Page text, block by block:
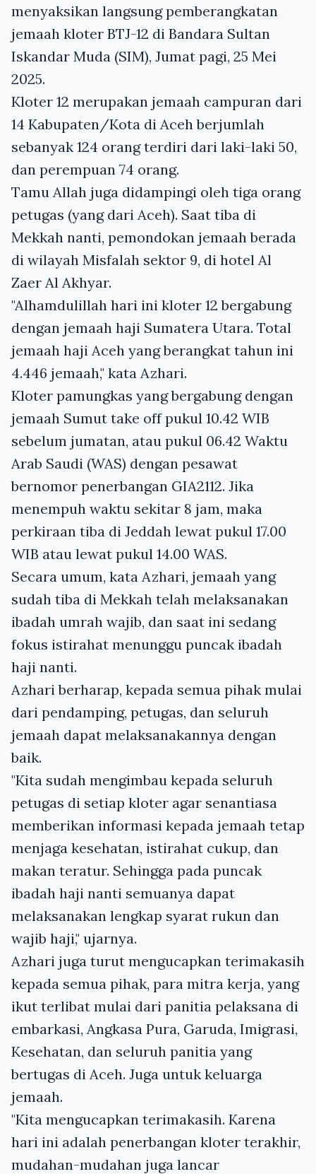
menyaksikan langsung pemberangkatan
jemaah kloter BTJ-12 di Bandara Sultan
Iskandar Muda (SIM), Jumat pagi, 25 Mei
2025.
Kloter 12 merupakan jemaah campuran dari
14 Kabupaten/Kota di Aceh berjumlah
sebanyak 124 orang terdiri dari laki-laki 50,
dan perempuan 74 orang.
Tamu Allah juga didampingi oleh tiga orang
petugas (yang dari Aceh). Saat tiba di
Mekkah nanti, pemondokan jemaah berada
di wilayah Misfalah sektor 9, di hotel Al
Zaer Al Akhyar.
"Alhamdulillah hari ini kloter 12 bergabung
dengan jemaah haji Sumatera Utara. Total
jemaah haji Aceh yang berangkat tahun ini
4.446 jemaah," kata Azhari.
Kloter pamungkas yang bergabung dengan
jemaah Sumut take off pukul 10.42 WIB
sebelum jumatan, atau pukul 06.42 Waktu
Arab Saudi (WAS) dengan pesawat
bernomor penerbangan GIA2112. Jika
menempuh waktu sekitar 8 jam, maka
perkiraan tiba di Jeddah lewat pukul 17.00
WIB atau lewat pukul 14.00 WAS.
Secara umum, kata Azhari, jemaah yang
sudah tiba di Mekkah telah melaksanakan
ibadah umrah wajib, dan saat ini sedang
fokus istirahat menunggu puncak ibadah
haji nanti.
Azhari berharap, kepada semua pihak mulai
dari pendamping, petugas, dan seluruh
jemaah dapat melaksanakannya dengan
baik.
"Kita sudah mengimbau kepada seluruh
petugas di setiap kloter agar senantiasa
memberikan informasi kepada jemaah tetap
menjaga kesehatan, istirahat cukup, dan
makan teratur. Sehingga pada puncak
ibadah haji nanti semuanya dapat
melaksanakan lengkap syarat rukun dan
wajib haji," ujarnya.
Azhari juga turut mengucapkan terimakasih
kepada semua pihak, para mitra kerja, yang
ikut terlibat mulai dari panitia pelaksana di
embarkasi, Angkasa Pura, Garuda, Imigrasi,
Kesehatan, dan seluruh panitia yang
bertugas di Aceh. Juga untuk keluarga
jemaah.
"Kita mengucapkan terimakasih. Karena
hari ini adalah penerbangan kloter terakhir,
mudahan-mudahan juga lancar